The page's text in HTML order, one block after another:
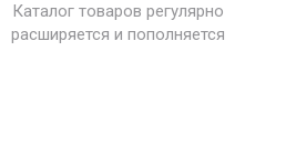
Каталог товаров регулярно
расширяется и пополняется